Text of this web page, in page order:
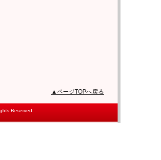
▲ページTOPへ戻る
Reserved.